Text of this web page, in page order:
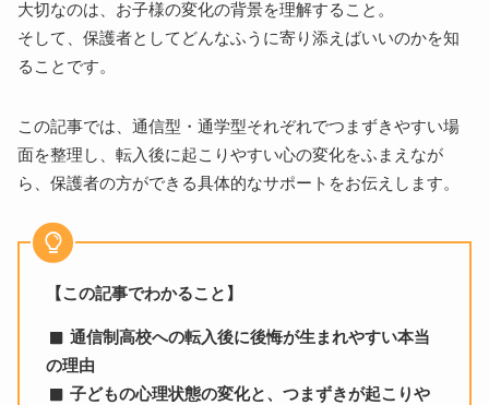
大切なのは、お子様の変化の背景を理解すること。
そして、保護者としてどんなふうに寄り添えばいいのかを知
ることです。
この記事では、通信型・通学型それぞれでつまずきやすい場
面を整理し、転入後に起こりやすい心の変化をふまえなが
ら、保護者の方ができる具体的なサポートをお伝えします。
【この記事でわかること】
通信制高校への転入後に後悔が生まれやすい本当
の理由
子どもの心理状態の変化と、つまずきが起こりや